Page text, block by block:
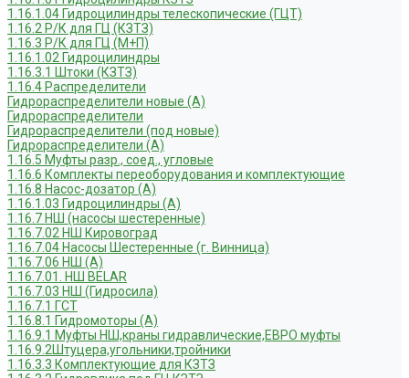
1.16.1.04 Гидроцилиндры телескопические (ГЦТ)
1.16.2 Р/К для ГЦ (КЗТЗ)
1.16.3 Р/К для ГЦ (М+П)
1.16.1.02 Гидроцилиндры
1.16.3.1 Штоки (КЗТЗ)
1.16.4 Распределители
Гидрораспределители новые (А)
Гидрораспределители
Гидрораспределители (под новые)
Гидрораспределители (А)
1.16.5 Муфты разр., соед., угловые
1.16.6 Комплекты переоборудования и комплектующие
1.16.8 Насос-дозатор (А)
1.16.1.03 Гидроцилиндры (А)
1.16.7 НШ (насосы шестеренные)
1.16.7.02 НШ Кировоград
1.16.7.04 Насосы Шестеренные (г. Винница)
1.16.7.06 НШ (А)
1.16.7.01. НШ BELAR
1.16.7.03 НШ (Гидросила)
1.16.7.1 ГСТ
1.16.8.1 Гидромоторы (А)
1.16.9.1 Муфты НШ,краны гидравлические,ЕВРО муфты
1.16.9.2Штуцера,угольники,тройники
1.16.3.3 Комплектующие для КЗТЗ